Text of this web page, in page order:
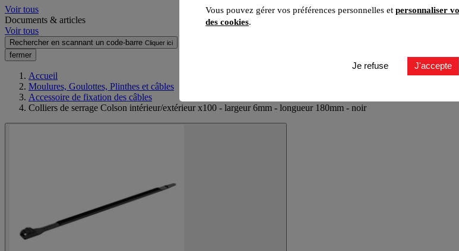
Voir tous
Documents & articles
Voir tous
Rechercher en scannant un code-barre Cliquer ici
fermer
Accueil
Moulures, Goulottes, Plinthes et câbles
Accessoire de fixation des câbles
Colliers de serrage Colson intérieur/extérieur x100 - largeur 6mm - longueur 180mm - noir
Vous pouvez gérer vos préférences personnelles et personnaliser
des cookies.
Je refuse J'accepte